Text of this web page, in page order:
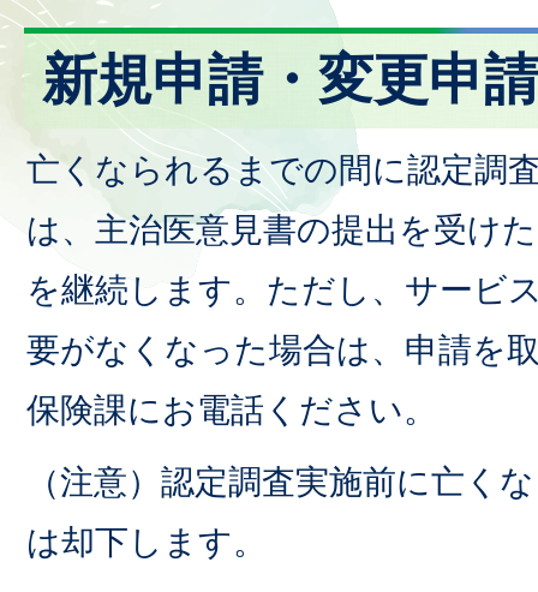
新規申請・変更申
亡くなられるまでの間に認定調
は、主治医意見書の提出を受け
を継続します。ただし、サービ
要がなくなった場合は、申請を
保険課にお電話ください。
（注意）認定調査実施前に亡く
は却下します。